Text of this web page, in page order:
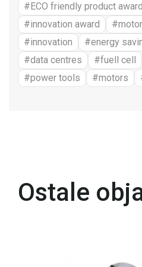
#ECO friendly product award
#innovation award
#motor
#innovation
#energy
#data centres
#fuell cell
#power tools
#motors
Ostale